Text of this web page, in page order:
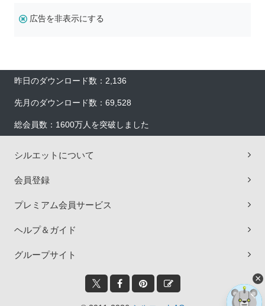
広告を非表示にする
昨日のダウンロード数：2,136
先月のダウンロード数：69,528
総会員数：1600万人を突破しました
シルエットについて
会員登録
プレミアム会員サービス
ヘルプ＆ガイド
グループサイト
×